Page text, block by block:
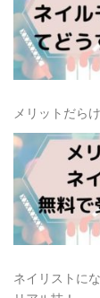
メリットだら
ネイリストに